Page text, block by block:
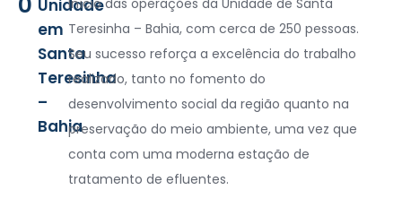
Unidade
em
Santa
Teresinha
–
Bahia
Teresinha – Bahia, com cerca de 250 pessoas.
Seu sucesso reforça a excelência do trabalho
realizado, tanto no fomento do
desenvolvimento social da região quanto na
preservação do meio ambiente, uma vez que
conta com uma moderna estação de
tratamento de efluentes.